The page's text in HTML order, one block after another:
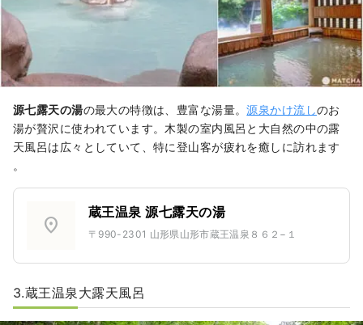
源七露天の湯の最大の特徴は、豊富な湯量。源泉かけ流しのお
湯が贅沢に使われています。木製の室内風呂と大自然の中の露
天風呂は広々としていて、特に登山客が疲れを癒しに訪れます
。
location_on
蔵王温泉 源七露天の湯
〒990-2301 山形県山形市蔵王温泉８６２−１
3.蔵王温泉大露天風呂